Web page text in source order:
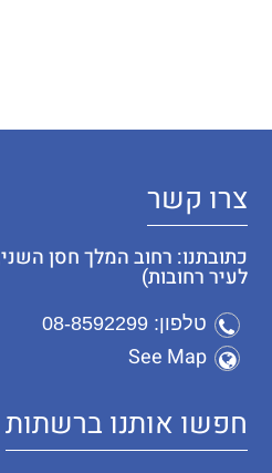
צרו קשר
כתובתנו: רחוב המלך חסן
לעיר רחובות)
טלפון: 08-8592299
See Map
חפשו אותנו ברשתות